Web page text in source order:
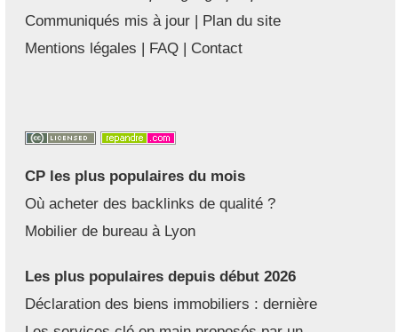
Communiqués mis à jour | Plan du site
Mentions légales | FAQ | Contact
CP les plus populaires du mois
Où acheter des backlinks de qualité ?
Mobilier de bureau à Lyon
Les plus populaires depuis début 2026
Déclaration des biens immobiliers : dernière